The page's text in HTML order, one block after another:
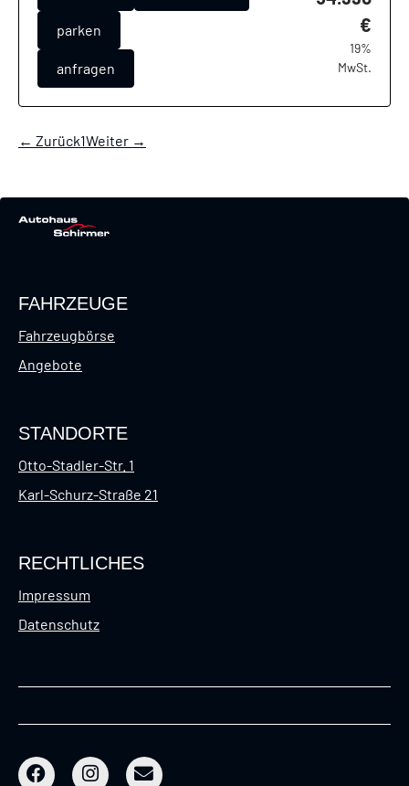
parken
anfragen
€
19%
MwSt.
← Zurück1Weiter →
FAHRZEUGE
Fahrzeugbörse
Angebote
STANDORTE
Otto-Stadler-Str. 1
Karl-Schurz-Straße 21
RECHTLICHES
Impressum
Datenschutz